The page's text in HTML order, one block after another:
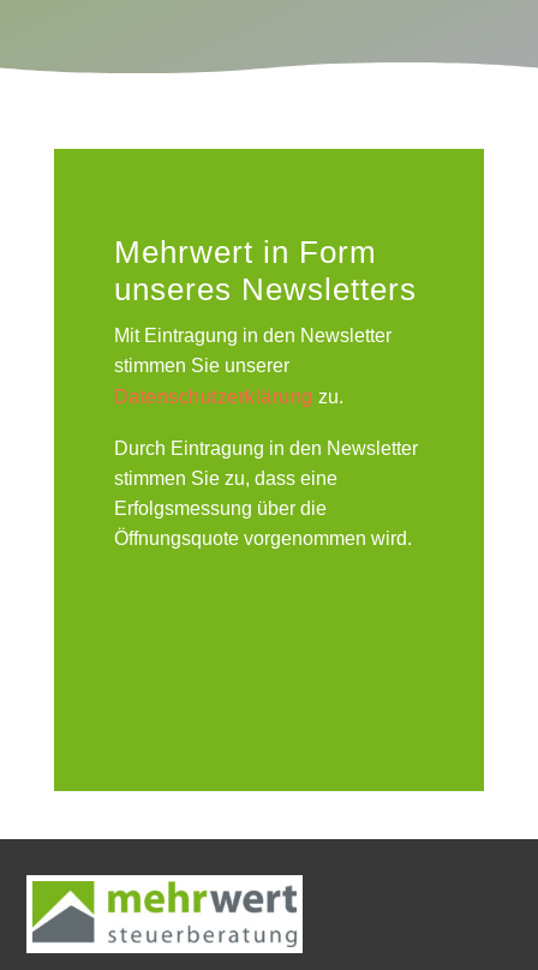
Mehrwert in Form
unseres Newsletters
Mit Eintragung in den Newsletter
stimmen Sie unserer
Datenschutzerklärung zu.
Durch Eintragung in den Newsletter
stimmen Sie zu, dass eine
Erfolgsmessung über die
Öffnungsquote vorgenommen wird.